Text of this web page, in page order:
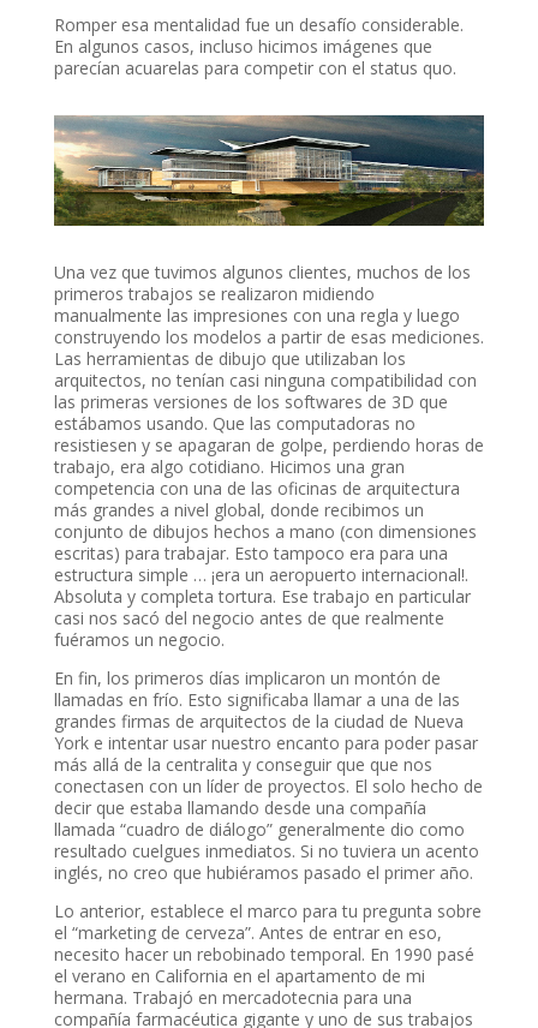
Romper esa mentalidad fue un desafío considerable.
En algunos casos, incluso hicimos imágenes que
parecían acuarelas para competir con el status quo.
Una vez que tuvimos algunos clientes, muchos de los
primeros trabajos se realizaron midiendo
manualmente las impresiones con una regla y luego
construyendo los modelos a partir de esas mediciones.
Las herramientas de dibujo que utilizaban los
arquitectos, no tenían casi ninguna compatibilidad con
las primeras versiones de los softwares de 3D que
estábamos usando. Que las computadoras no
resistiesen y se apagaran de golpe, perdiendo horas de
trabajo, era algo cotidiano. Hicimos una gran
competencia con una de las oficinas de arquitectura
más grandes a nivel global, donde recibimos un
conjunto de dibujos hechos a mano (con dimensiones
escritas) para trabajar. Esto tampoco era para una
estructura simple … ¡era un aeropuerto internacional!.
Absoluta y completa tortura. Ese trabajo en particular
casi nos sacó del negocio antes de que realmente
fuéramos un negocio.
En fin, los primeros días implicaron un montón de
llamadas en frío. Esto significaba llamar a una de las
grandes firmas de arquitectos de la ciudad de Nueva
York e intentar usar nuestro encanto para poder pasar
más allá de la centralita y conseguir que que nos
conectasen con un líder de proyectos. El solo hecho de
decir que estaba llamando desde una compañía
llamada “cuadro de diálogo” generalmente dio como
resultado cuelgues inmediatos. Si no tuviera un acento
inglés, no creo que hubiéramos pasado el primer año.
Lo anterior, establece el marco para tu pregunta sobre
el “marketing de cerveza”. Antes de entrar en eso,
necesito hacer un rebobinado temporal. En 1990 pasé
el verano en California en el apartamento de mi
hermana. Trabajó en mercadotecnia para una
compañía farmacéutica gigante y uno de sus trabajos